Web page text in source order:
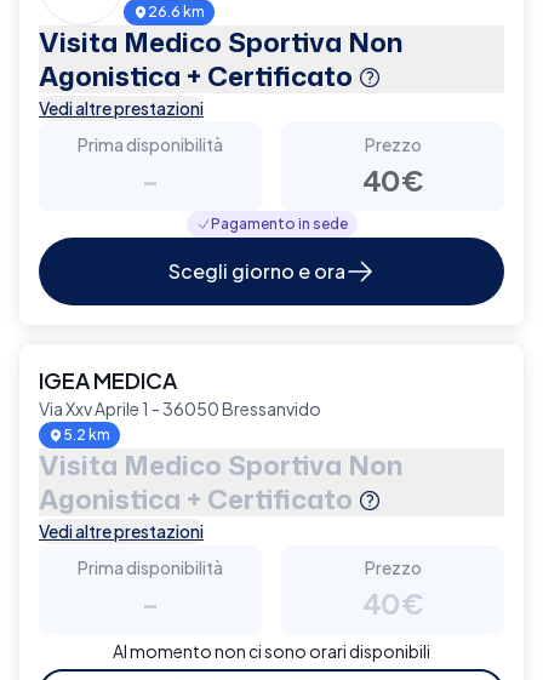
26.6 km
Visita Medico Sportiva Non
Agonistica + Certificato
Vedi altre prestazioni
Prima disponibilità
-
Prezzo
40€
Pagamento in sede
Scegli giorno e ora
IGEA MEDICA
Via Xxv Aprile 1 - 36050 Bressanvido
5.2 km
Visita Medico Sportiva Non
Agonistica + Certificato
Vedi altre prestazioni
Prima disponibilità
-
Prezzo
40€
Al momento non ci sono orari disponibili